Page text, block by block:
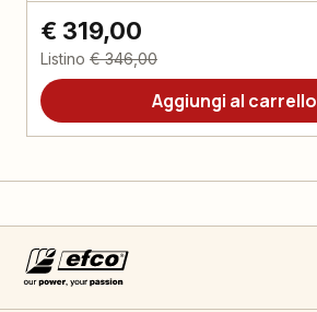
€ 319,00
Listino € 346,00
Aggiungi al carrello